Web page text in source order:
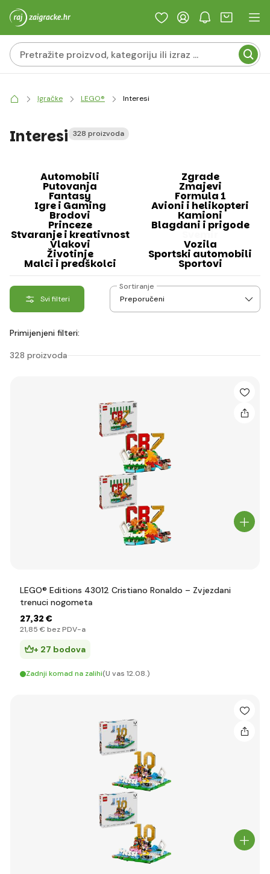
Igračke LEGO® Interesi
Interesi 328 proizvoda
Automobili Zgrade
Putovanja Zmajevi
Fantasy Formula 1
Igre i Gaming Avioni i helikopteri
Brodovi Kamioni
Princeze Blagdani i prigode
Stvaranje i kreativnost Svemir
Vlakovi Vozila
Životinje Sportski automobili
Malci i predškolci Sportovi
Svi filteri
Sortiranje
Primijenjeni filteri:
328 proizvoda
LEGO® Editions 43012 Cristiano Ronaldo – Zvjezdani
trenuci nogometa
27,32 €
21,85 € bez PDV-a
+ 27 bodova
Zadnji komad na zalihi(U vas 12.08.)